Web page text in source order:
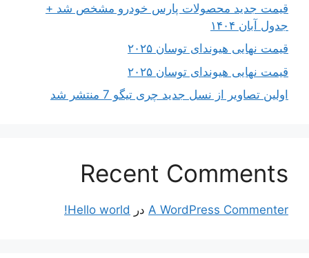
قیمت جدید محصولات پارس خودرو مشخص شد +
جدول آبان ۱۴۰۴
قیمت نهایی هیوندای توسان ۲۰۲۵
قیمت نهایی هیوندای توسان ۲۰۲۵
اولین تصاویر از نسل جدید چری تیگو 7 منتشر شد
Recent Comments
A WordPress Commenter در Hello world!